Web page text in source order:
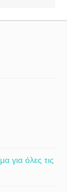
για όλες τις